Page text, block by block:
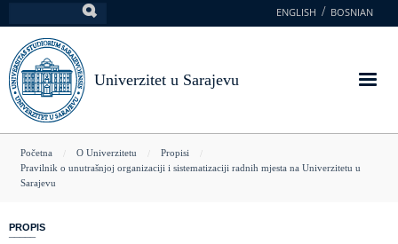
na
glavni
sadržaj
ENGLISH BOSNIAN
Univerzitet u Sarajevu
You
are
Početna O Univerzitetu
Propisi
Pravilnik o unutrašnjoj organizaciji i sistematizaciji radnih mjesta na Univerzitetu u
Sarajevu
PROPIS